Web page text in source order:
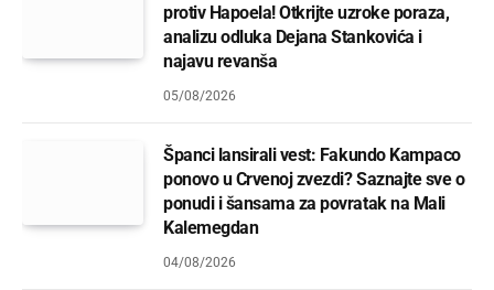
protiv Hapoela! Otkrijte uzroke poraza,
analizu odluka Dejana Stankovića i
najavu revanša
05/08/2026
Španci lansirali vest: Fakundo Kampaco
ponovo u Crvenoj zvezdi? Saznajte sve o
ponudi i šansama za povratak na Mali
Kalemegdan
04/08/2026